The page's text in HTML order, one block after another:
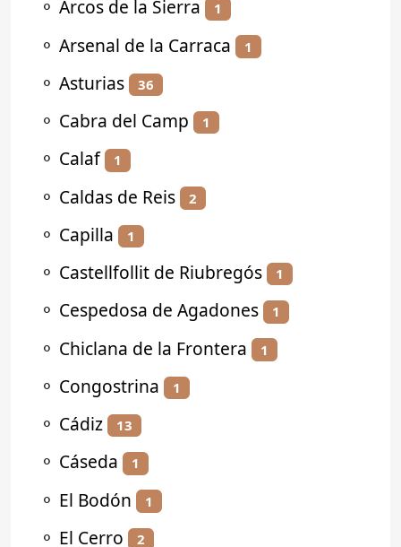
⚬ Arcos de la Sierra 1
⚬ Arsenal de la Carraca 1
⚬ Asturias 36
⚬ Cabra del Camp 1
⚬ Calaf 1
⚬ Caldas de Reis 2
⚬ Capilla 1
⚬ Castellfollit de Riubregós 1
⚬ Cespedosa de Agadones 1
⚬ Chiclana de la Frontera 1
⚬ Congostrina 1
⚬ Cádiz 13
⚬ Cáseda 1
⚬ El Bodón 1
⚬ El Cerro 2